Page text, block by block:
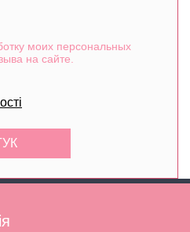
моих персональных
на сайте.